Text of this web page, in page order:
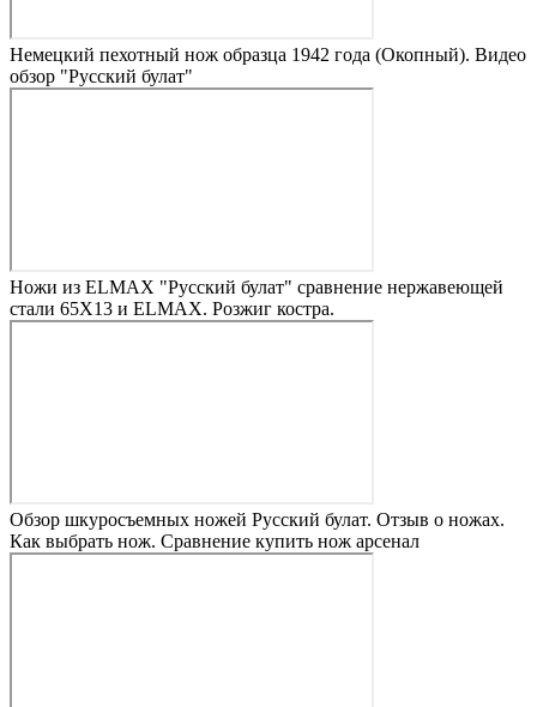
Немецкий пехотный нож образца 1942 года (Окопный). Видео
обзор "Русский булат"
Ножи из ELMAX "Русский булат" сравнение нержавеющей
стали 65Х13 и ELMAX. Розжиг костра.
Обзор шкуросъемных ножей Русский булат. Отзыв о ножах.
Как выбрать нож. Сравнение купить нож арсенал